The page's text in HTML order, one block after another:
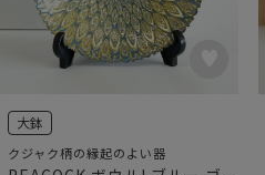
大鉢
クジャク柄の縁起のよい器